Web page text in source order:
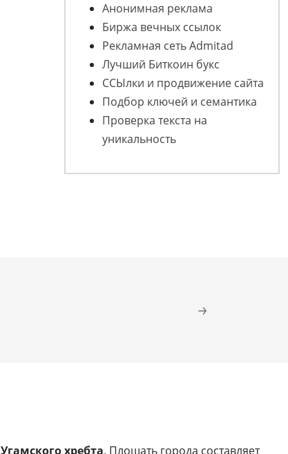
Анонимная реклама
Биржа вечных ссылок
Рекламная сеть Admitad
Лучший Биткоин букс
ССЫлки и продвижение сайта
Подбор ключей и семантика
Проверка текста на
уникальность
Угамского хребта. Площать города составляет